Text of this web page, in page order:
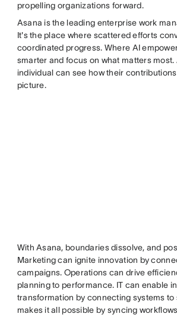
propelling organizations forward.
Asana is the leading enterprise work
It's the place where scattered efforts
coordinated progress. Where AI
smarter and focus on what matters
individual can see how their
picture.
With Asana, boundaries dissolve, and
Marketing can ignite innovation by
campaigns. Operations can drive
planning to performance. IT can enable
transformation by connecting systems to
makes it all possible by syncing